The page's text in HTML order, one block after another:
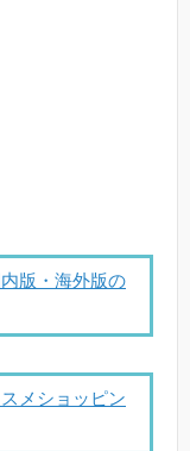
版・海外版の
メショッピン